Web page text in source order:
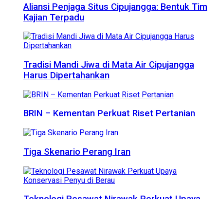
Aliansi Penjaga Situs Cipujangga: Bentuk Tim
Kajian Terpadu
Tradisi Mandi Jiwa di Mata Air Cipujangga
Harus Dipertahankan
BRIN – Kementan Perkuat Riset Pertanian
Tiga Skenario Perang Iran